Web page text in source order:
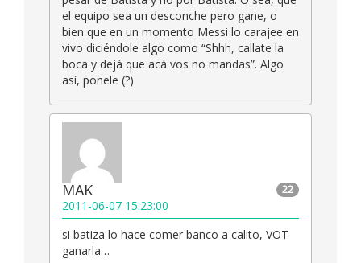
el equipo sea un desconche pero gane, o
bien que en un momento Messi lo carajee en
vivo diciéndole algo como “Shhh, callate la
boca y dejá que acá vos no mandas”. Algo
así, ponele (?)
22
MAK
2011-06-07 15:23:00
si batiza lo hace comer banco a calito, VOT
ganarla…